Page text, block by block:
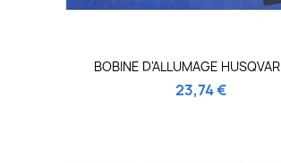
BOBINE D'ALLUMAGE
23,74 €